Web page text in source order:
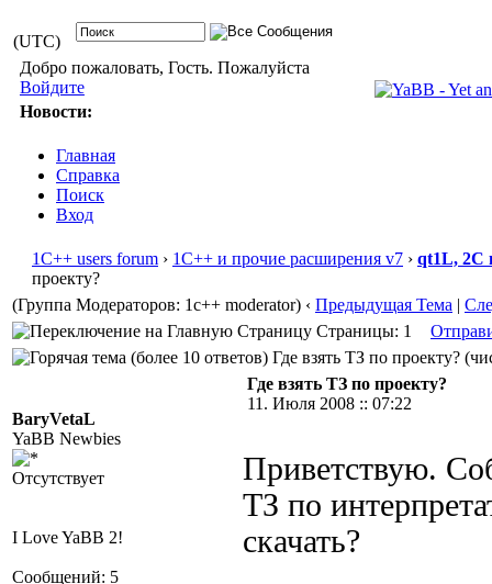
(UTC)
Добро пожаловать, Гость. Пожалуйста
Войдите
Новости:
Главная
Справка
Поиск
Вход
1С++ users forum › 1С++ и прочие расширения v7 › qt1L, 2C
проекту?
(Группа Модераторов: 1c++ moderator) ‹ Предыдущая Тема |
Страницы: 1
Где взять ТЗ по проекту?
BaryVetaL
YaBB Newbies
Отсутствует
I Love YaBB 2!
Сообщений: 5
Где взять ТЗ по проекту?
11. Июля 2008 :: 07:22
Приветствую.
ТЗ по
скачать?